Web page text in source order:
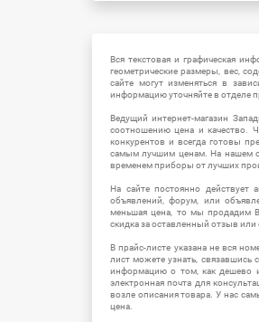
Вся текстовая и графическая
геометрические размеры, вес,
сайте могут изменяться в
информацию уточняйте в отделе
Ведущий интернет-магазин
соотношению цена и качество.
конкурентов и всегда готовы
самым лучшим ценам. На нашем
временем приборы от лучших
На сайте постоянно действует
объявлений, форум, или
меньшая цена, то мы продадим
скидка за оставленный отзыв
В прайс-листе указана не вся
лист можете узнать,
информацию о том, как дешево
электронная почта для
возле описания товара. У нас
цена.